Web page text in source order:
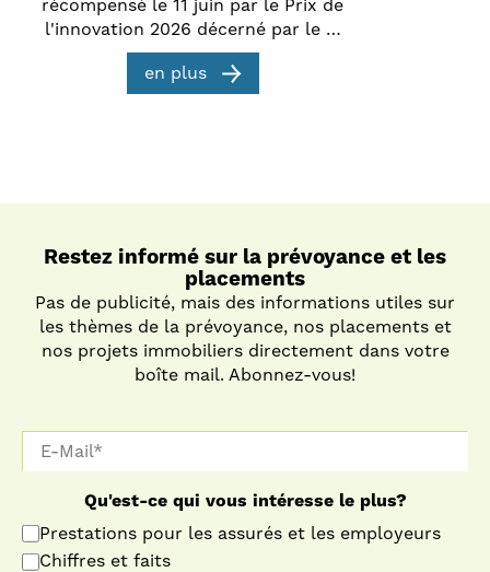
récompensé le 11 juin par le Prix de
l'innovation 2026 décerné par le …
en plus
Restez informé sur la prévoyance et les
placements
Pas de publicité, mais des informations utiles sur
les thèmes de la prévoyance, nos placements et
nos projets immobiliers directement dans votre
boîte mail. Abonnez-vous!
Qu'est-ce qui vous intéresse le plus?
Prestations pour les assurés et les employeurs
Chiffres et faits